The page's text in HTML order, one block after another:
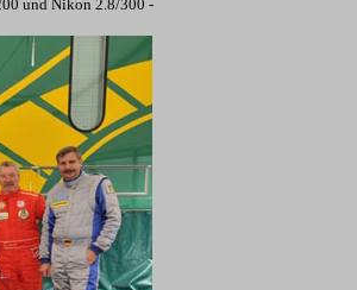
und Nikon 2.8/300 -